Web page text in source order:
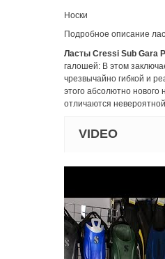
Носки
Подробное описание
Ласты Cressi Sub Gara
галошей: В этом
чрезвычайно гибкой и
этого абсолютно
отличаются
VIDEO